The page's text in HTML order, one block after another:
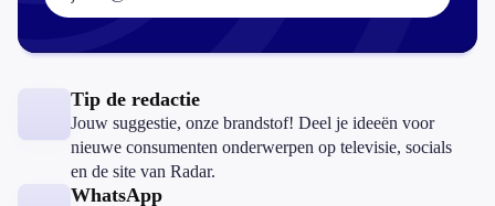
Tip de redactie
Jouw suggestie, onze brandstof! Deel je ideeën voor
nieuwe consumenten onderwerpen op televisie, socials
en de site van Radar.
WhatsApp